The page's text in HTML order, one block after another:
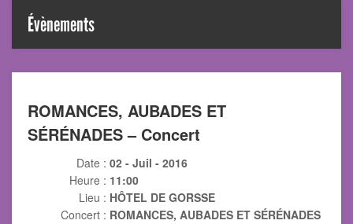
Évènements
ROMANCES, AUBADES ET
SÉRÉNADES – Concert
Date : 02 - Juil - 2016
Heure : 11:00
Lieu : HÔTEL DE GORSSE
Concert : ROMANCES, AUBADES ET SÉRÉNADES